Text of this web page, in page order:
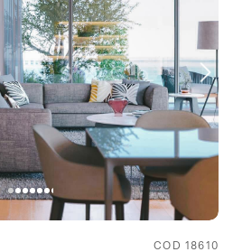
COD 18610